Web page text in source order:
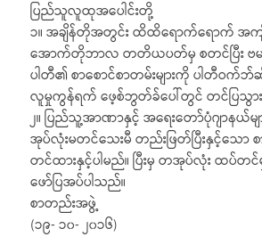
ပြည်သူလူထုအပေါင်းတို့
၁။ အချိန်တိုအတွင်း ထိထိရောက်ရောက် အကျိုး
အောက်တိုဘာလ တတိယပတ်မှ စတင်ပြီး ဗမ
ပါတီ၏ စာစောင်စာတမ်းများကို ပါတီဝ
လူမှုကွန်ရက် ဖေ့စ်ဘွတ်ခ်ပေါ်တွင် တင်ပြသွား
၂။ ပြည်သူ့အာဏာနှင့် အရေးတော်ပုံဂျာနယ်
အုပ်လုံးမတင်သေးမီ တည်းဖြတ်ပြီးနှင့်သော စ
တင်ထားနှင့်ပါမည်။ ပြီးမှ တအုပ်လုံး ထပ်တင်မှ
ဖော်ပြအပ်ပါသည်။
စာတည်းအဖွဲ့
(၁၉- ၁၀- ၂၀၁၆)